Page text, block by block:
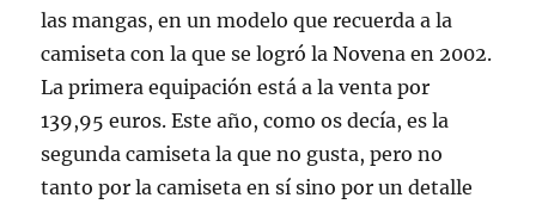
las mangas, en un modelo que recuerda a la
camiseta con la que se logró la Novena en 2002.
La primera equipación está a la venta por
139,95 euros. Este año, como os decía, es la
segunda camiseta la que no gusta, pero no
tanto por la camiseta en sí sino por un detalle